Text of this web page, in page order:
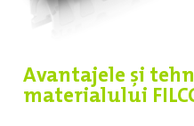
Avantajele și
materialului